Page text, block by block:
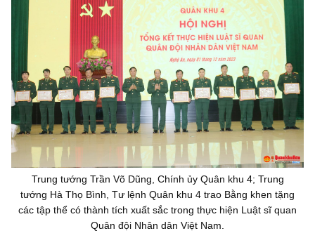
Trung tướng Trần Võ Dũng, Chính ủy Quân khu 4; Trung
tướng Hà Thọ Bình, Tư lệnh Quân khu 4 trao Bằng khen tặng
các tập thể có thành tích xuất sắc trong thực hiện Luật sĩ quan
Quân đội Nhân dân Việt Nam.